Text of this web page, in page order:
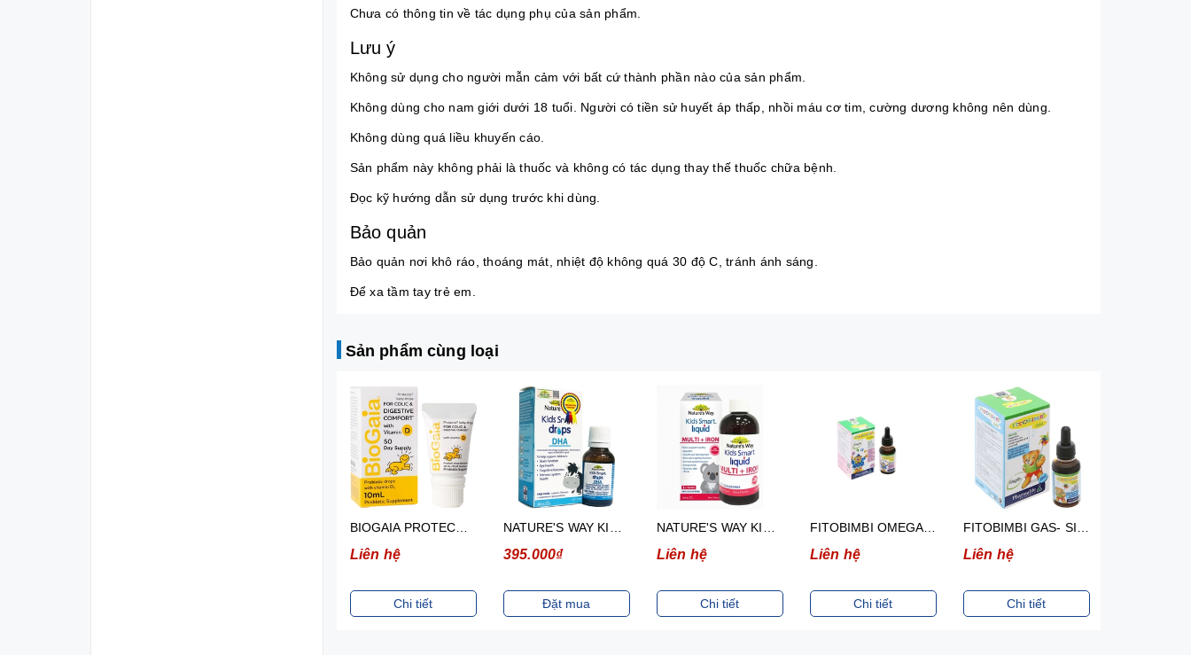
Chưa có thông tin về tác dụng phụ của sản phẩm.
Lưu ý
Không sử dụng cho người mẫn cảm với bất cứ thành phần nào của sản phẩm.
Không dùng cho nam giới dưới 18 tuổi. Người có tiền sử huyết áp thấp, nhồi máu cơ tim, cường dương không nên dùng.
Không dùng quá liều khuyến cáo.
Sản phẩm này không phải là thuốc và không có tác dụng thay thế thuốc chữa bệnh.
Đọc kỹ hướng dẫn sử dụng trước khi dùng.
Bảo quản
Bảo quản nơi khô ráo, thoáng mát, nhiệt độ không quá 30 độ C, tránh ánh sáng.
Để xa tầm tay trẻ em.
Sản phẩm cùng loại
Liên hệ
Chi tiết
395.000₫
Đặt mua
Liên hệ
Chi tiết
FITOBIMBI OMEGA JUNIOR- SIRO HỖ TRỢ PHÁT TRIỂN NÃO CỦA TRẺ (CHAI 30ML )
Liên hệ
Chi tiết
Liên hệ
Chi tiết